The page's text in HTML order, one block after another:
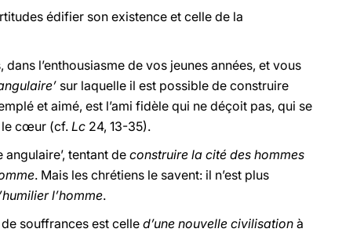
édifier son existence et celle de la
l’enthousiasme de vos jeunes années, et vous
sur laquelle il est possible de construire
et aimé, est l’ami fidèle qui ne déçoit pas, qui se
le cœur (cf. Lc 24, 13-35).
tentant de construire la cité des hommes
. Mais les chrétiens le savent: il n’est plus
l’homme.
de souffrances est celle d’une nouvelle civilisation à